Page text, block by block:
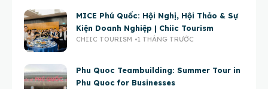
MICE Phú Quốc: Hội Nghị, Hội Thảo & Sự
Kiện Doanh Nghiệp | Chiic Tourism
CHIIC TOURISM 1 THÁNG TRƯỚC
Phu Quoc Teambuilding: Summer Tour in
Phu Quoc for Businesses